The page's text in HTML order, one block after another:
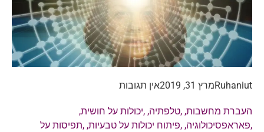
Ruhaniutמרץ 31, 2019 אין תגובות
העברת מחשבות, ,טלפתיה, ,יכולות על חושית,
,פאראפסיכולוגיה, ,פיתוח יכולות על טבעיות, ,תפיסות על